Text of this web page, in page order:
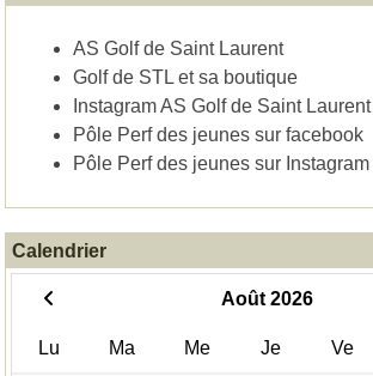
AS Golf de Saint Laurent
Golf de STL et sa boutique
Instagram AS Golf de Saint Laurent
Pôle Perf des jeunes sur facebook
Pôle Perf des jeunes sur Instagram
Calendrier
Août 2026
Lu Ma Me Je Ve